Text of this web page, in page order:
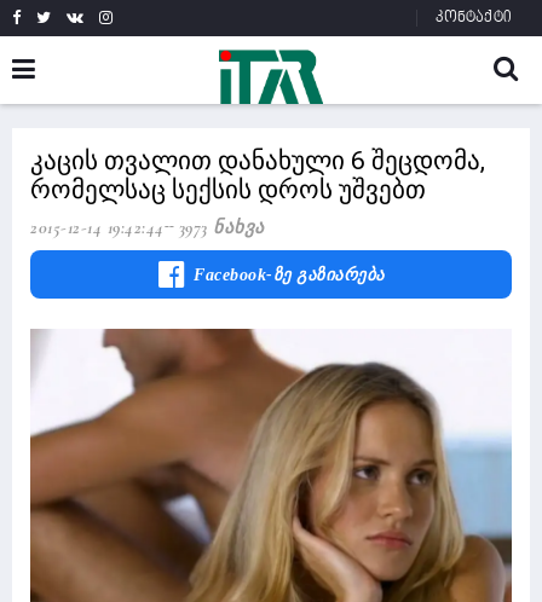
კონტაქტი
კაცის თვალით დანახული 6 შეცდომა,
რომელსაც სექსის დროს უშვებთ
2015-12-14 19:42:44 3973 Ნახვა
Facebook-Ზე Გაზიარება